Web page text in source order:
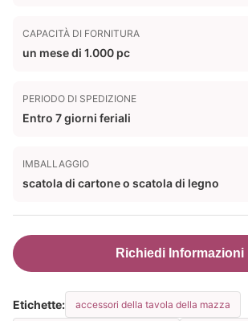
CAPACITÀ DI FORNITURA
un mese di 1.000 pc
PERIODO DI SPEDIZIONE
Entro 7 giorni feriali
IMBALLAGGIO
scatola di cartone o scatola di legno
Richiedi Informazioni
Etichette: accessori della tavola della mazza